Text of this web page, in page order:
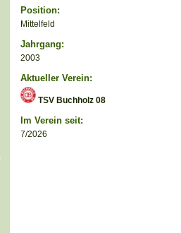
Position:
Mittelfeld
Jahrgang:
2003
Aktueller Verein:
TSV Buchholz 08
Im Verein seit:
7/2026